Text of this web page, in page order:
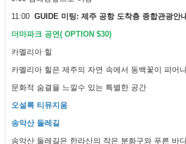
11:00 GUIDE 미팅: 제주 공항 도착층 종합관광안
더마파크 공연( OPTION $30)
카멜리아 힐
카멜리아 힐은 제주의 자연 속에서 동백꽃이 피어
문화적 숨결을 느낄수 있는 특별한 공간
오설록 티뮤지움
송악산 둘레길
송악산 둘레길은 한라산의 작은 분화구와 푸른 바